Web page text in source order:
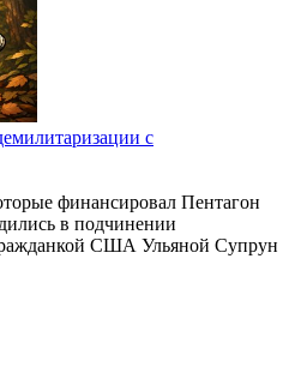
с
финансировал Пентагон
в подчинении
США Ульяной Супрун